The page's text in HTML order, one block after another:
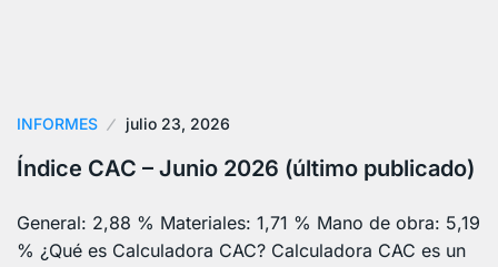
INFORMES julio 23, 2026
Índice CAC – Junio 2026 (último publicado)
General: 2,88 % Materiales: 1,71 % Mano de obra: 5,19
% ¿Qué es Calculadora CAC? Calculadora CAC es un